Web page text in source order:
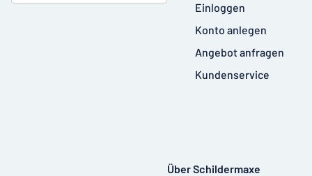
Einloggen
Konto anlegen
Angebot anfragen
Kundenservice
Über Schildermaxe